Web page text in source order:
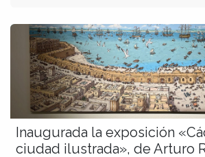
Inaugurada la exposición
ciudad ilustrada», de Arturo